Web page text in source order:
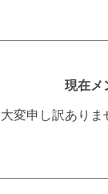
現在メ
大変申し訳あり